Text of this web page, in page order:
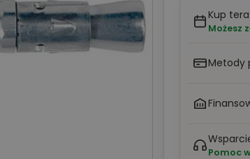
Kup
Możesz
Metody
Pomoc